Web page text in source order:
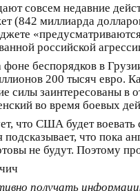
совсем недавние
(842 миллиарда
российской
беспорядков в
200 тысяч евро.
силы заинтересованы в
во время боевых
что США будет
подсказывает, что пока
не будут. Поэтому
получать